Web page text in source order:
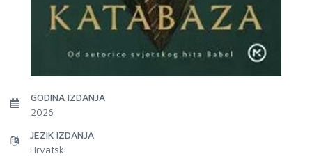
GODINA IZDANJA
2026
JEZIK IZDANJA
Hrvatski